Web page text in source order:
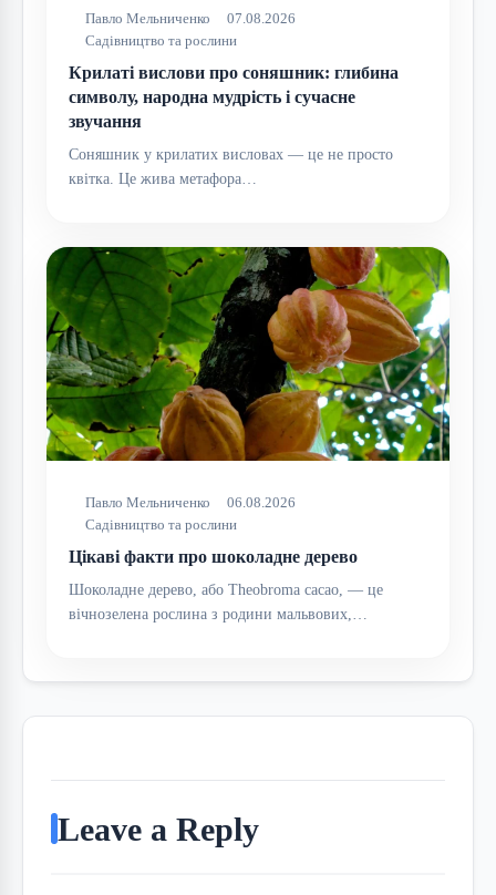
Павло Мельниченко
07.08.2026
Садівництво та рослини
Крилаті вислови про соняшник: глибина
символу, народна мудрість і сучасне
звучання
Соняшник у крилатих висловах — це не просто
квітка. Це жива метафора…
Павло Мельниченко
06.08.2026
Садівництво та рослини
Цікаві факти про шоколадне дерево
Шоколадне дерево, або Theobroma cacao, — це
вічнозелена рослина з родини мальвових,…
Leave a Reply